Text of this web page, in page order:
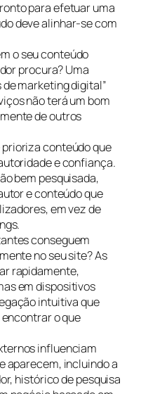
para efetuar uma
deve alinhar-se com
o seu conteúdo
procura? Uma
marketing digital”
não terá um bom
de outros
prioriza conteúdo que
e confiança.
bem pesquisada,
e conteúdo que
em vez de
conseguem
no seu site? As
rapidamente,
em dispositivos
intuitiva que
o que
influenciam
aparecem, incluindo a
histórico de pesquisa